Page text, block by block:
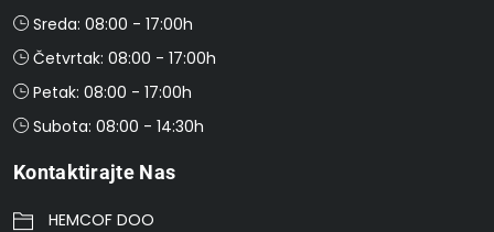
Sreda: 08:00 - 17:00h
Četvrtak: 08:00 - 17:00h
Petak: 08:00 - 17:00h
Subota: 08:00 - 14:30h
Kontaktirajte Nas
HEMCOF DOO